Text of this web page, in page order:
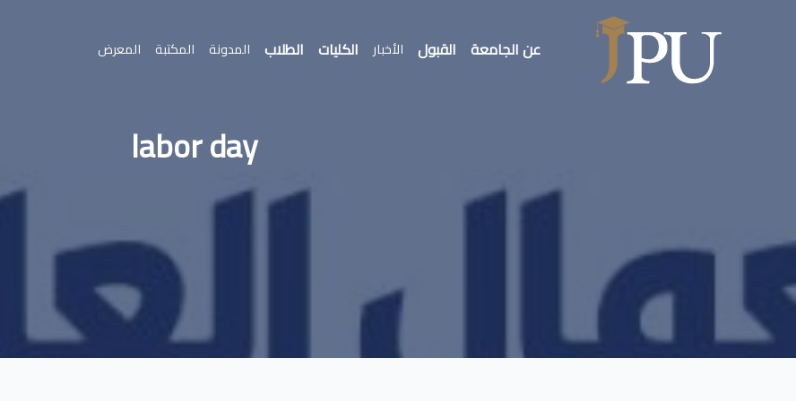
عن الجامعة القبول الأخبار الكليات الطلاب المدونة المكتبة المعرض
labor day